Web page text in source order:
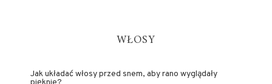
WŁOSY
Jak układać włosy przed snem, aby rano wyglądały